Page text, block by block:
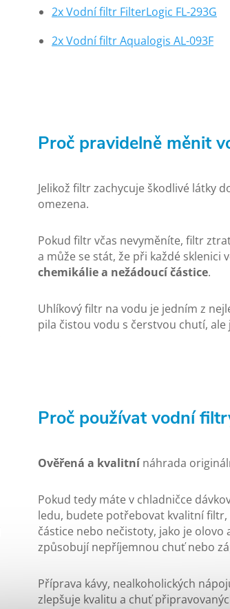
2x Vodní filtr FilterLogic FL-293G
2x Vodní filtr Aqualogis AL-093F
Proč pravidelně měnit
Jelikož filtr zachycuje škodlivé látky
omezena.
Pokud filtr včas nevyměníte, filtr
a může se stát, že při každé sklenici
chemikálie a nežádoucí částice.
Uhlíkový filtr na vodu je jedním z
pila čistou vodu s čerstvou chutí,
Proč používat vodní
Ověřená a kvalitnínáhrada
Pokud tedy máte v chladničce
ledu, budete potřebovat kvalitní
částice nebo nečistoty, jako je olovo
způsobují nepříjemnou chuť nebo
Příprava kávy, nealkoholických
zlepšuje kvalitu a chuť